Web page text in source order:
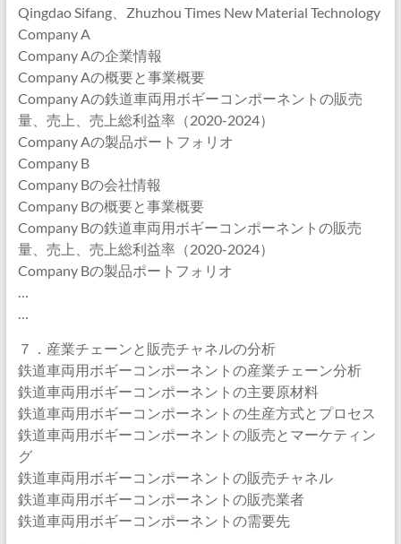
Qingdao Sifang、Zhuzhou Times New Material Technology
Company A
Company Aの企業情報
Company Aの概要と事業概要
Company Aの鉄道車両用ボギーコンポーネントの販売
量、売上、売上総利益率（2020-2024）
Company Aの製品ポートフォリオ
Company B
Company Bの会社情報
Company Bの概要と事業概要
Company Bの鉄道車両用ボギーコンポーネントの販売
量、売上、売上総利益率（2020-2024）
Company Bの製品ポートフォリオ
…
…
７．産業チェーンと販売チャネルの分析
鉄道車両用ボギーコンポーネントの産業チェーン分析
鉄道車両用ボギーコンポーネントの主要原材料
鉄道車両用ボギーコンポーネントの生産方式とプロセス
鉄道車両用ボギーコンポーネントの販売とマーケティン
グ
鉄道車両用ボギーコンポーネントの販売チャネル
鉄道車両用ボギーコンポーネントの販売業者
鉄道車両用ボギーコンポーネントの需要先